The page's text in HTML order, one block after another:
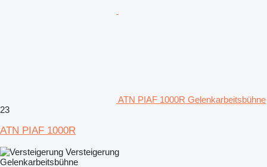
ATN PIAF 1000R Gelenkarbeitsbühne
23
ATN PIAF 1000R
Versteigerung
Gelenkarbeitsbühne